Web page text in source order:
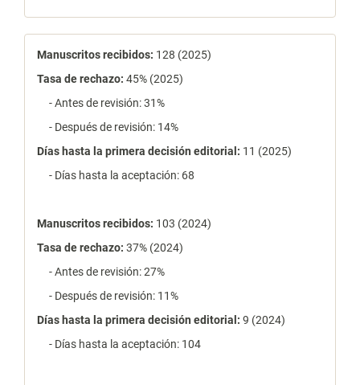
estadísticas
Manuscritos recibidos: 128 (2025)
Tasa de rechazo: 45% (2025)
- Antes de revisión: 31%
- Después de revisión: 14%
Días hasta la primera decisión editorial: 11 (2025)
- Días hasta la aceptación: 68
Manuscritos recibidos: 103 (2024)
Tasa de rechazo: 37% (2024)
- Antes de revisión: 27%
- Después de revisión: 11%
Días hasta la primera decisión editorial: 9 (2024)
- Días hasta la aceptación: 104